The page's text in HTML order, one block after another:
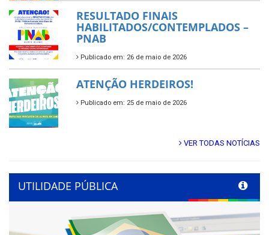
RESULTADO FINAIS
HABILITADOS/CONTEMPLADOS –
PNAB
Publicado em: 26 de maio de 2026
ATENÇÃO HERDEIROS!
Publicado em: 25 de maio de 2026
VER TODAS NOTÍCIAS
UTILIDADE PÚBLICA